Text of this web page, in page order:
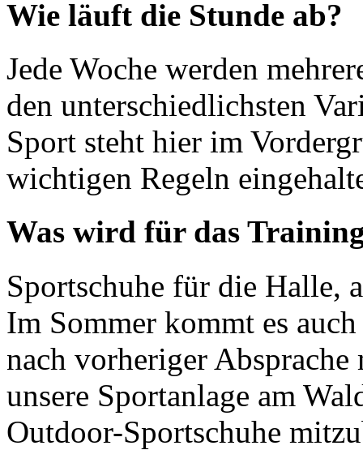
Wie läuft die Stunde ab?
Jede Woche werden
den unterschiedlichsten
Sport steht hier im
wichtigen Regeln
Was wird für das
Sportschuhe für die Halle,
Im Sommer kommt es
nach vorheriger
unsere Sportanlage am
Outdoor-Sportschuhe